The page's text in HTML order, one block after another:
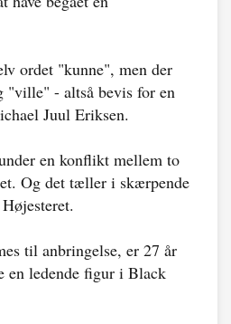
ordet "kunne", men der
"ville" - altså bevis for en
Juul Eriksen.
en konflikt mellem to
Og det tæller i skærpende
til anbringelse, er 27 år
en ledende figur i Black